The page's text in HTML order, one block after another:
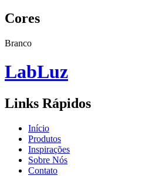
Cores
Branco
LabLuz
Links Rápidos
Início
Produtos
Inspirações
Sobre Nós
Contato